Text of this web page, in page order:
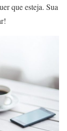
que esteja. Sua